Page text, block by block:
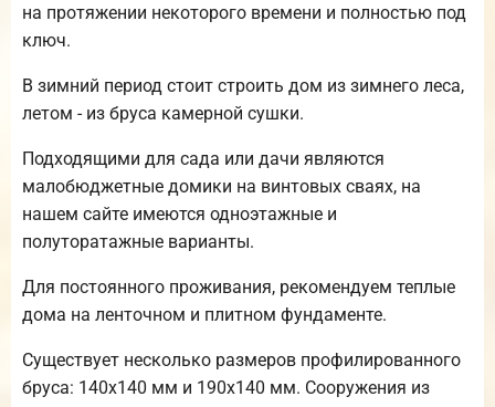
на протяжении некоторого времени и полностью под
ключ.
В зимний период стоит строить дом из зимнего леса,
летом - из бруса камерной сушки.
Подходящими для сада или дачи являются
малобюджетные домики на винтовых сваях, на
нашем сайте имеются одноэтажные и
полуторатажные варианты.
Для постоянного проживания, рекомендуем теплые
дома на ленточном и плитном фундаменте.
Существует несколько размеров профилированного
бруса: 140х140 мм и 190х140 мм. Сооружения из